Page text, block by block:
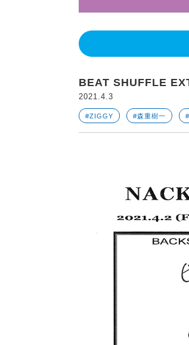
BEAT SHUFFLE
2021.4.3
#ZIGGY #森重樹一